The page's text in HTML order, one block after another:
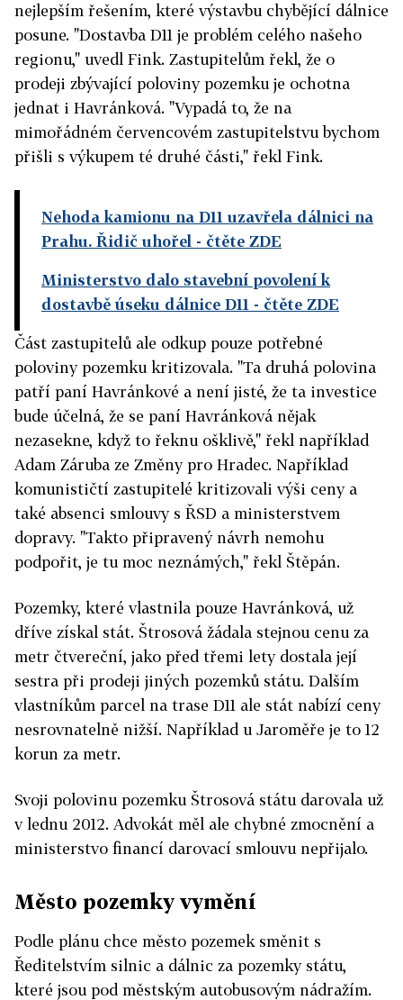
nejlepším řešením, které výstavbu chybějící dálnice
posune. "Dostavba D11 je problém celého našeho
regionu," uvedl Fink. Zastupitelům řekl, že o
prodeji zbývající poloviny pozemku je ochotna
jednat i Havránková. "Vypadá to, že na
mimořádném červencovém zastupitelstvu bychom
přišli s výkupem té druhé části," řekl Fink.
Nehoda kamionu na D11 uzavřela dálnici na
Prahu. Řidič uhořel - čtěte ZDE
Ministerstvo dalo stavební povolení k
dostavbě úseku dálnice D11 - čtěte ZDE
Část zastupitelů ale odkup pouze potřebné
poloviny pozemku kritizovala. "Ta druhá polovina
patří paní Havránkové a není jisté, že ta investice
bude účelná, že se paní Havránková nějak
nezasekne, když to řeknu ošklivě," řekl například
Adam Záruba ze Změny pro Hradec. Například
komunističtí zastupitelé kritizovali výši ceny a
také absenci smlouvy s ŘSD a ministerstvem
dopravy. "Takto připravený návrh nemohu
podpořit, je tu moc neznámých," řekl Štěpán.
Pozemky, které vlastnila pouze Havránková, už
dříve získal stát. Štrosová žádala stejnou cenu za
metr čtvereční, jako před třemi lety dostala její
sestra při prodeji jiných pozemků státu. Dalším
vlastníkům parcel na trase D11 ale stát nabízí ceny
nesrovnatelně nižší. Například u Jaroměře je to 12
korun za metr.
Svoji polovinu pozemku Štrosová státu darovala už
v lednu 2012. Advokát měl ale chybné zmocnění a
ministerstvo financí darovací smlouvu nepřijalo.
Město pozemky vymění
Podle plánu chce město pozemek směnit s
Ředitelstvím silnic a dálnic za pozemky státu,
které jsou pod městským autobusovým nádražím.